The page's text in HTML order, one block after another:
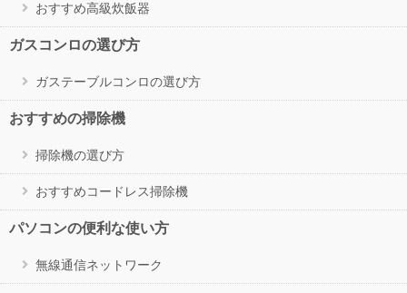
おすすめ高級炊飯器
ガスコンロの選び方
ガステーブルコンロの選び方
おすすめの掃除機
掃除機の選び方
おすすめコードレス掃除機
パソコンの便利な使い方
無線通信ネットワーク